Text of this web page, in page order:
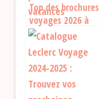
Top des brochures
voyages 2026 à
consulter pour
planifier vos
vacances